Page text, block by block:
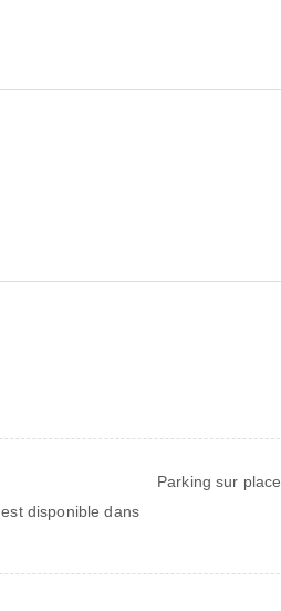
Parking sur place
disponible dans